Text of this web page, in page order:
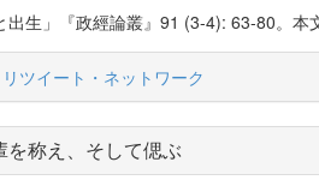
生」『政經論叢』91 (3-4): 63-80。
リツイート・ネットワーク
を称え、そして偲ぶ